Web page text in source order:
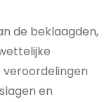
de beklaagden,
en